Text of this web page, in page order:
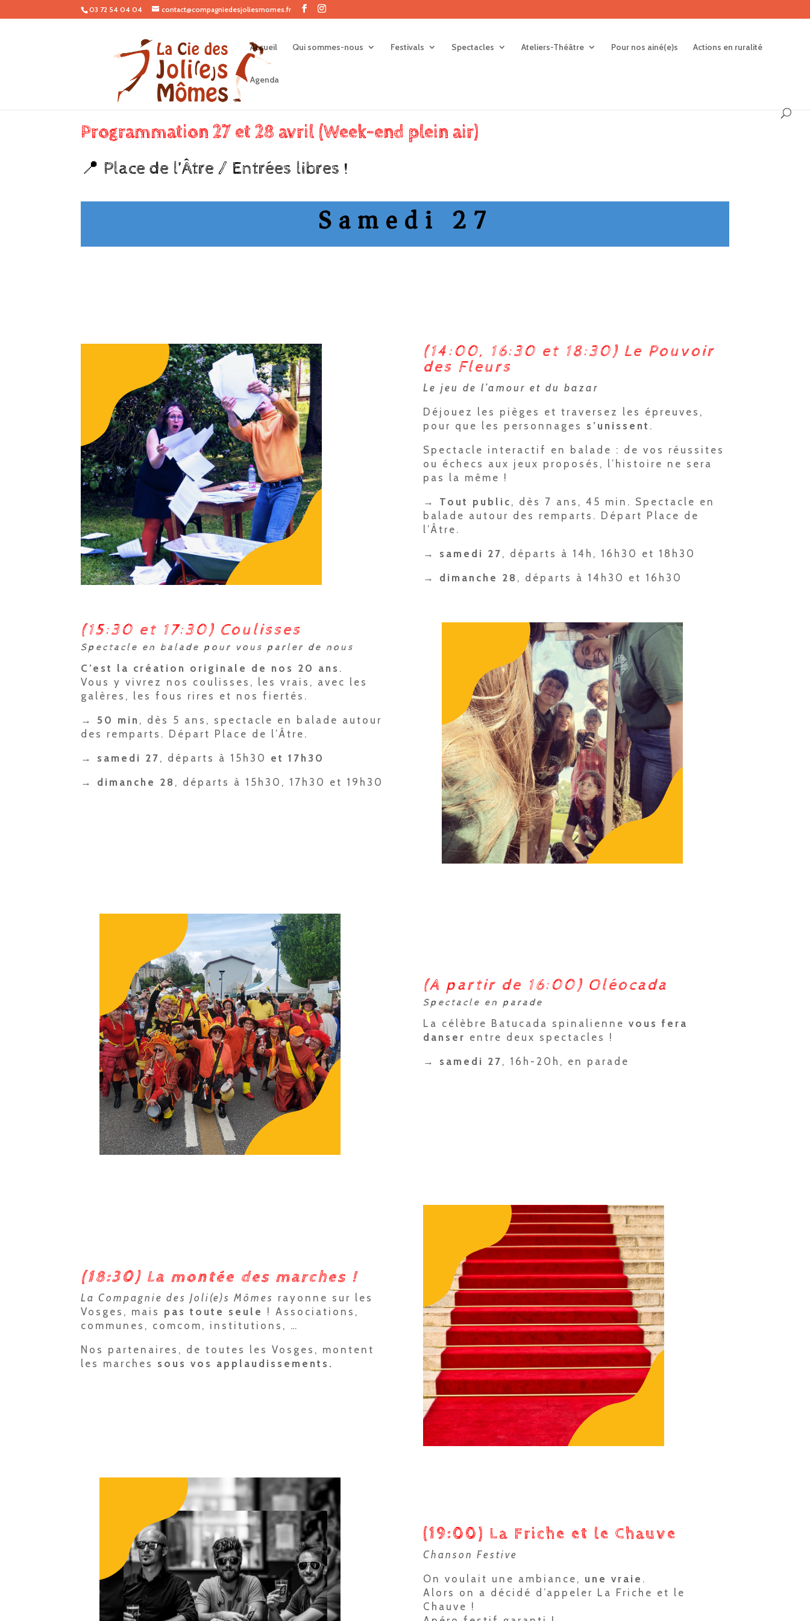
03 72 54 04 04 contact@compagniedesjoliesmomes.fr
Accueil Qui sommes-nous Festivals Spectacles Ateliers-Théâtre Pour nos ainé(e)s Actions en ruralité
Agenda
Programmation 27 et 28 avril (Week-end plein air)
📍 Place de l’Âtre / Entrées libres !
Samedi 27
(14:00, 16:30 et 18:30) Le Pouvoir
des Fleurs
Le jeu de l’amour et du bazar
Déjouez les pièges et traversez les épreuves,
pour que les personnages s’unissent .
Spectacle interactif en balade : de vos réussites
ou échecs aux jeux proposés, l’histoire ne sera
pas la même !
→ Tout public , dès 7 ans, 45 min. Spectacle en
balade autour des remparts. Départ Place de
l’Âtre.
→ samedi 27 , départs à 14h, 16h30 et 18h30
→ dimanche 28 , départs à 14h30 et 16h30
(15:30 et 17:30) Coulisses
Spectacle en balade pour vous parler de nous
C’est la création originale de nos 20 ans .
Vous y vivrez nos coulisses, les vrais, avec les
galères, les fous rires et nos fiertés.
→ 50 min , dès 5 ans, spectacle en balade autour
des remparts. Départ Place de l’Âtre.
→ samedi 27 , départs à 15h30 et 17h30
→ dimanche 28 , départs à 15h30, 17h30 et 19h30
(A partir de 16:00) Oléocada
Spectacle en parade
La célèbre Batucada spinalienne vous fera
danser entre deux spectacles !
→ samedi 27 , 16h-20h, en parade
(18:30) La montée des marches !
La Compagnie des Joli(e)s Mômes rayonne sur les
Vosges, mais pas toute seule ! Associations,
communes, comcom, institutions, …
Nos partenaires, de toutes les Vosges, montent
les marches sous vos applaudissements.
(19:00) La Friche et le Chauve
Chanson Festive
On voulait une ambiance, une vraie .
Alors on a décidé d’appeler La Friche et le
Chauve !